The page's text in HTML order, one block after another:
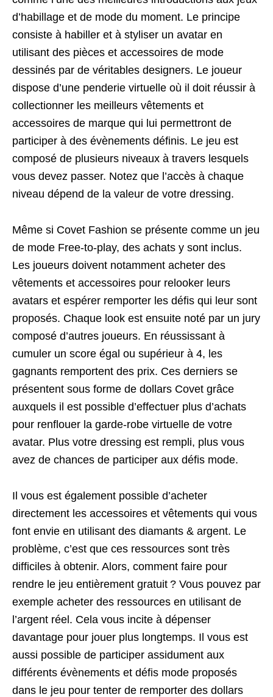
d’habillage et de mode du moment. Le principe
consiste à habiller et à styliser un avatar en
utilisant des pièces et accessoires de mode
dessinés par de véritables designers. Le joueur
dispose d’une penderie virtuelle où il doit réussir à
collectionner les meilleurs vêtements et
accessoires de marque qui lui permettront de
participer à des évènements définis. Le jeu est
composé de plusieurs niveaux à travers lesquels
vous devez passer. Notez que l’accès à chaque
niveau dépend de la valeur de votre dressing.
Même si Covet Fashion se présente comme un jeu
de mode Free-to-play, des achats y sont inclus.
Les joueurs doivent notamment acheter des
vêtements et accessoires pour relooker leurs
avatars et espérer remporter les défis qui leur sont
proposés. Chaque look est ensuite noté par un jury
composé d’autres joueurs. En réussissant à
cumuler un score égal ou supérieur à 4, les
gagnants remportent des prix. Ces derniers se
présentent sous forme de dollars Covet grâce
auxquels il est possible d’effectuer plus d’achats
pour renflouer la garde-robe virtuelle de votre
avatar. Plus votre dressing est rempli, plus vous
avez de chances de participer aux défis mode.
Il vous est également possible d’acheter
directement les accessoires et vêtements qui vous
font envie en utilisant des diamants & argent. Le
problème, c’est que ces ressources sont très
difficiles à obtenir. Alors, comment faire pour
rendre le jeu entièrement gratuit ? Vous pouvez par
exemple acheter des ressources en utilisant de
l’argent réel. Cela vous incite à dépenser
davantage pour jouer plus longtemps. Il vous est
aussi possible de participer assidument aux
différents évènements et défis mode proposés
dans le jeu pour tenter de remporter des dollars